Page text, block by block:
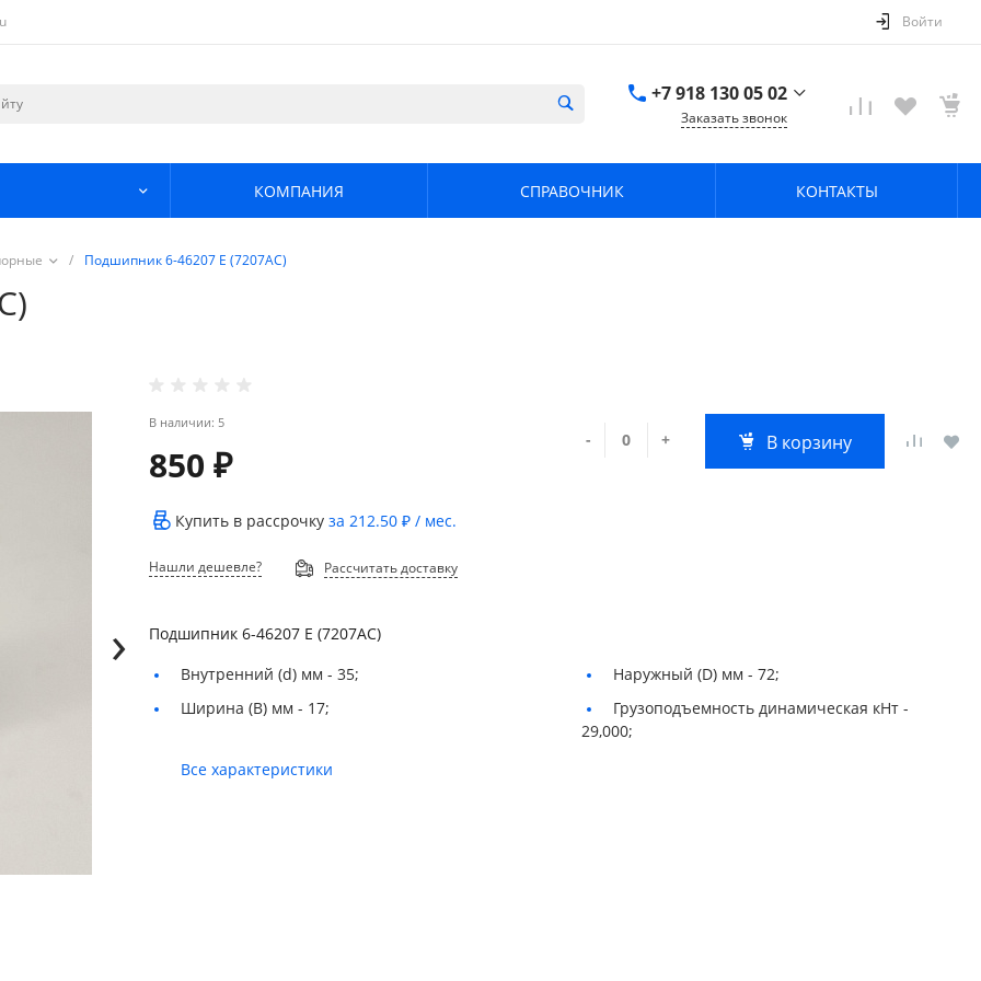
Войти
+7 918 130 05 02
Заказать звонок
КОМПАНИЯ СПРАВОЧНИК КОНТАКТЫ
/ Подшипник 6-46207 Е (7207АС)
›
В наличии: 5
850 ₽
- + В корзину
Купить в рассрочкуза212.50 ₽ / мес.
Нашли дешевле? Рассчитать доставку
Подшипник 6-46207 Е (7207АС)
Внутренний (d) мм -35; Наружный (D) мм -72;
Ширина (B) мм - 17;
Грузоподъемность динамическая кНт -
29,000;
Все характеристики